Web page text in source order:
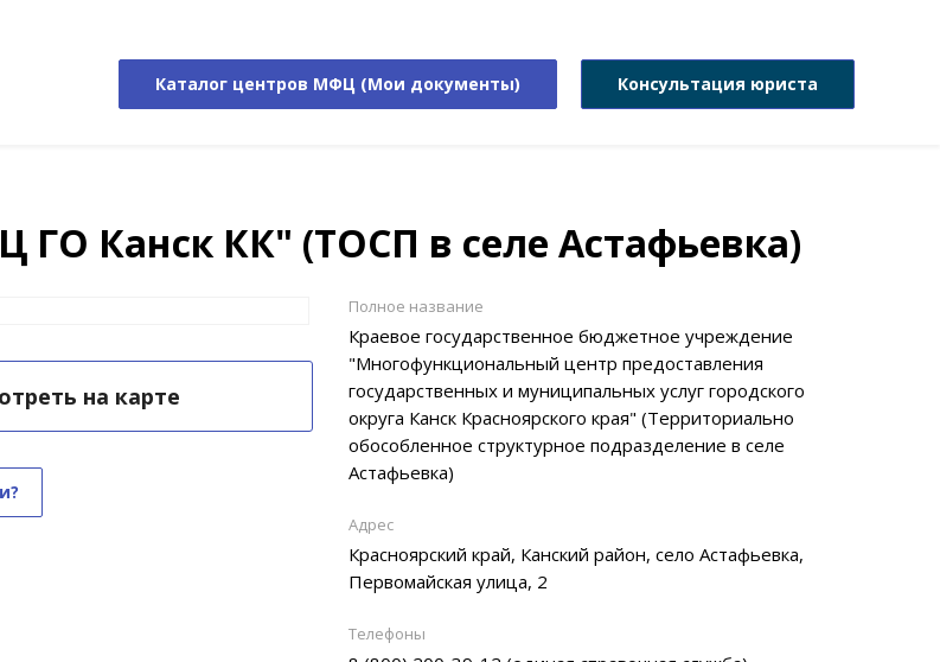
Консультация юриста
Каталог центров МФЦ (Мои документы)
ГО Канск КК" (ТОСП в селе Астафьевка)
на карте
Полное название
Краевое государственное бюджетное учреждение
"Многофункциональный центр предоставления
государственных и муниципальных услуг городского
округа Канск Красноярского края" (Территориально
обособленное структурное подразделение в селе
Астафьевка)
Адрес
Красноярский край, Канский район, село Астафьевка,
Первомайская улица, 2
Телефоны